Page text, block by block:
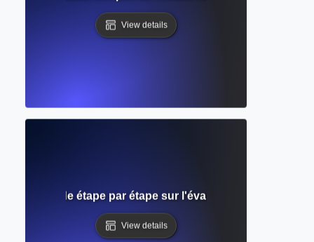
View details
? Guide étape par étape sur l'évaluation
View details